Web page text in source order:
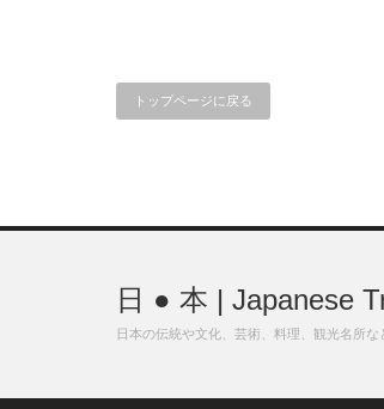
トップページに戻る
日 ● 本 | Japanese
日本の伝統や文化、芸術、料理、観光名所